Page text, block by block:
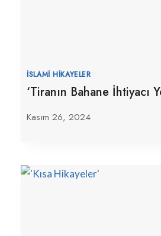
İSLAMI HIKAYELER
‘Tiranın Bahane İhtiyacı
Kasım 26, 2024